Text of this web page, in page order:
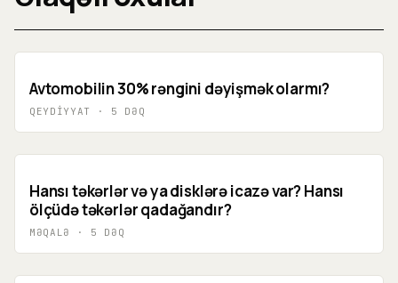
Avtomobilin 30% rəngini dəyişmək olarmı?
QEYDIYYAT · 5 DƏQ
Hansı təkərlər və ya disklərə icazə var? Hansı
ölçüdə təkərlər qadağandır?
MƏQALƏ · 5 DƏQ